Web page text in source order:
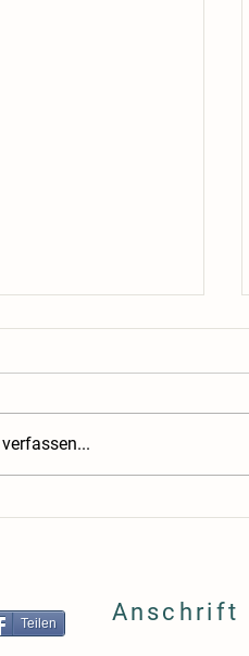
dem Suppentopf:
Teilen Anschrift